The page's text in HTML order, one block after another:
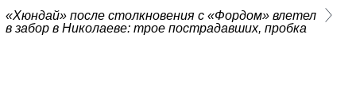
«Хюндай» после столкновения с «Фордом» влетел
в забор в Николаеве: трое пострадавших, пробка